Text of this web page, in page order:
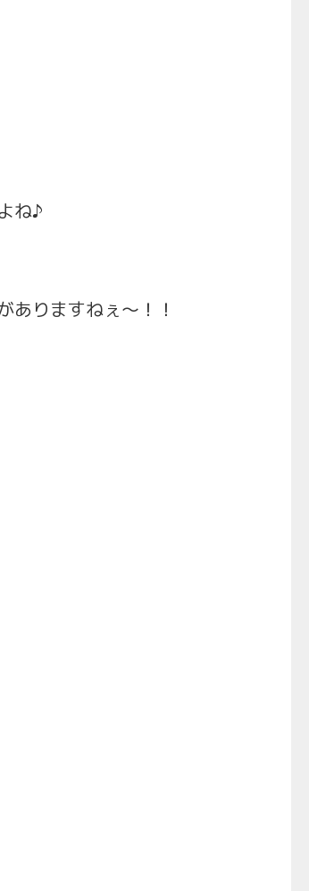
ね♪
ありますねぇ～！！